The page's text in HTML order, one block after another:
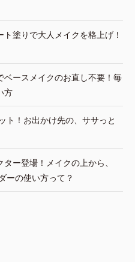
ト塗りで大人メイクを格上げ！
ベースメイクのお直し不要！毎
方
ト！お出かけ先の、ササっと
ー登場！メイクの上から、
ーの使い方って？